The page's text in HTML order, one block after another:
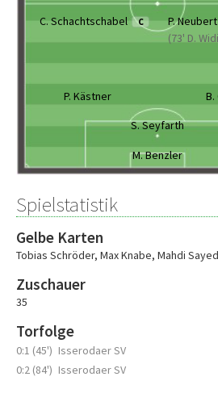
C. Schachtschabel
C
P. Neubert
(73' D.
P. Kästner
B.
S. Seyfarth
M. Benzler
Spielstatistik
Gelbe Karten
Tobias Schröder, Max Knabe, Mahdi
Zuschauer
35
Torfolge
0:1 (45') Isserodaer SV
0:2 (84') Isserodaer SV